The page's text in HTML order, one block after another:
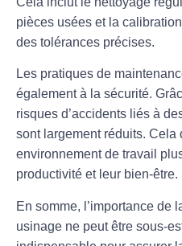
pièces usées et la
des tolérances précises.
Les pratiques de
également à la sécurité.
risques d’accidents liés à
sont largement réduits. Cela
environnement de travail
productivité et leur bien-être.
En somme, l’importance de
usinage ne peut être sous-